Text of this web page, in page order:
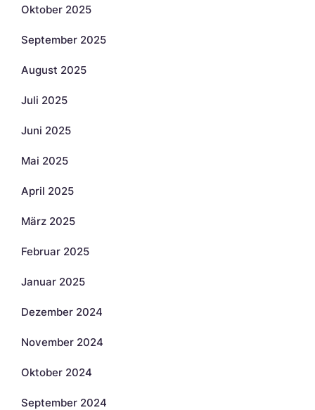
Oktober 2025
September 2025
August 2025
Juli 2025
Juni 2025
Mai 2025
April 2025
März 2025
Februar 2025
Januar 2025
Dezember 2024
November 2024
Oktober 2024
September 2024